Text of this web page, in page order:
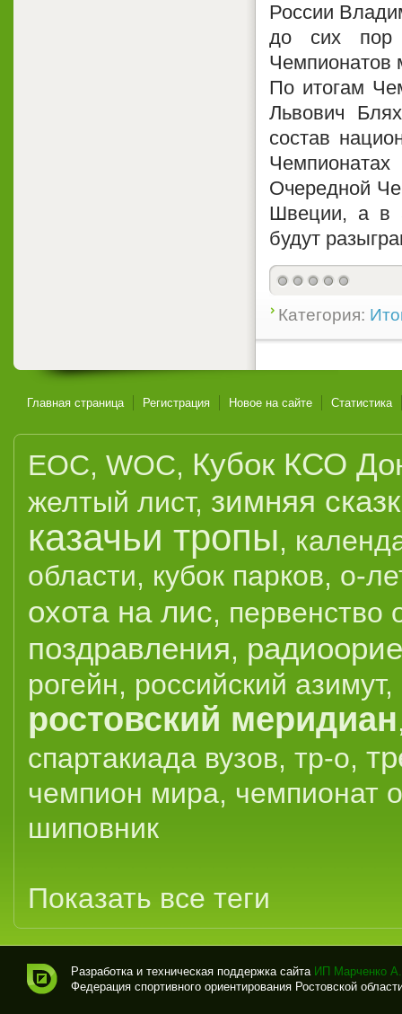
России
до сих пор
Чемпионатов
По итогам
Львович
состав
Очередной
Швеции, а в
будут
Категория:
Главная страница Регистрация Новое на сайте Статистика
EOC, WOC, Кубок КСО
желтый лист, зимняя
казачьи тропы,
области, кубок парков, о-
охота на лис, первенство
поздравления,
рогейн, российский азимут,
ростовский меридиан
спартакиада вузов, тр-о,
чемпион мира, чемпионат
шиповник
Показать все теги
Разработка и техническая поддержка сайта ИП Марченко
Федерация спортивного ориентирования Ростовской